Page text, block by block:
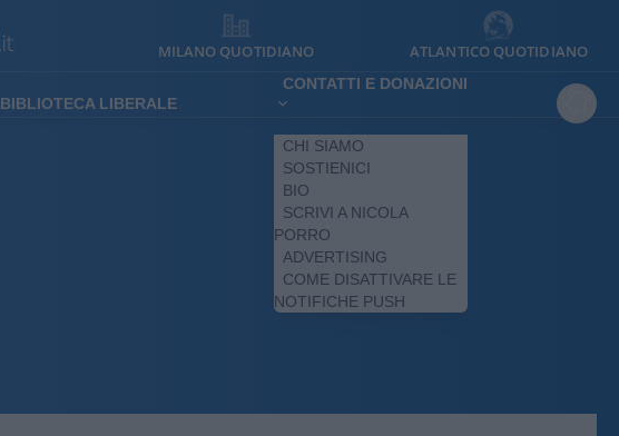
MILANO QUOTIDIANO ATLANTICO QUOTIDIANO
BIBLIOTECA LIBERALE
CONTATTI E DONAZIONI
CHI SIAMO
SOSTIENICI
BIO
SCRIVI A NICOLA
PORRO
ADVERTISING
COME DISATTIVARE LE
NOTIFICHE PUSH